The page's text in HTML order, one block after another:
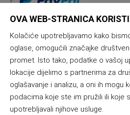
OVA WEB-STRANICA
Kolačiće upotrebljavamo kako
oglase, omogućili značajke
promet. Isto tako, podatke o vašoj
lokacije dijelimo s partnerima za
oglašavanje i analizu, a oni ih mogu
podacima koje ste im pružili ili koje
upotrebljavali njihove usluge.